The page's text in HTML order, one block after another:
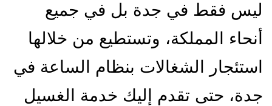
ليس فقط في جدة بل في جميع
أنحاء المملكة، وتستطيع من خلالها
استئجار الشغالات بنظام الساعة في
جدة، حتى تقدم إليك خدمة الغسيل